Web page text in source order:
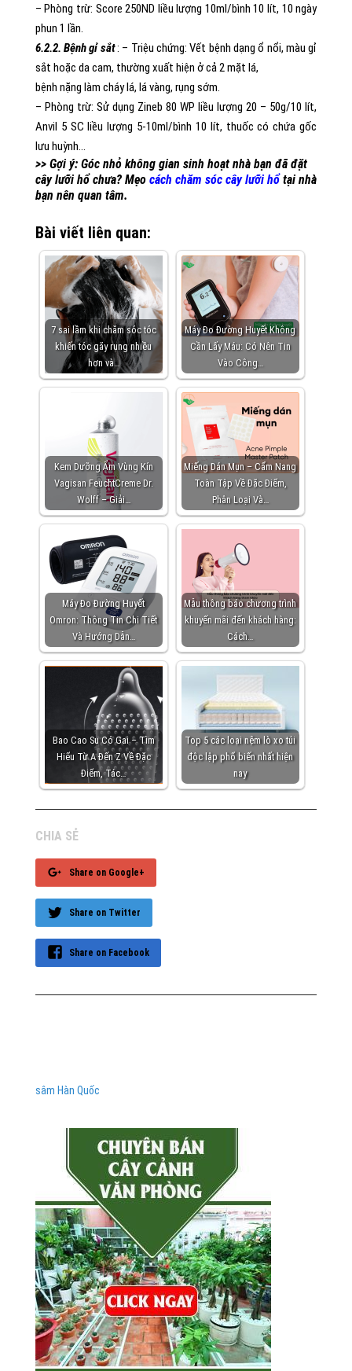
– Phòng trừ: Score 250ND liều lượng 10ml/bình 10 lít, 10 ngày
phun 1 lần.
6.2.2. Bệnh gỉ sắt: – Triệu chứng: Vết bệnh dạng ổ nổi, màu gỉ
sắt hoặc da cam, thường xuất hiện ở cả 2 mặt lá,
bệnh nặng làm cháy lá, lá vàng, rụng sớm.
– Phòng trừ: Sử dụng Zineb 80 WP liều lượng 20 – 50g/10 lít,
Anvil 5 SC liều lượng 5-10ml/bình 10 lít, thuốc có chứa gốc
lưu huỳnh…
>> Gợi ý: Góc nhỏ không gian sinh hoạt nhà bạn đã đặt
cây lưỡi hổ chưa? Mẹo cách chăm sóc cây lưỡi hổtại nhà
bạn nên quan tâm.
Bài viết liên quan:
7 sai lầm khi chăm sóc tóc
khiến tóc gãy rụng nhiều
hơn và…
Máy Đo Đường Huyết Không
Cần Lấy Máu: Có Nên Tin
Vào Công…
Kem Dưỡng Ẩm Vùng Kín
Vagisan FeuchtCreme Dr.
Wolff – Giải…
Miếng Dán Mụn – Cẩm Nang
Toàn Tập Về Đặc Điểm,
Phân Loại Và…
Máy Đo Đường Huyết
Omron: Thông Tin Chi Tiết
Và Hướng Dẫn…
Mẫu thông báo chương trình
khuyến mãi đến khách hàng:
Cách…
Bao Cao Su Có Gai – Tìm
Hiểu Từ A Đến Z Về Đặc
Điểm, Tác…
Top 5 các loại nệm lò xo túi
độc lập phổ biến nhất hiện
nay
CHIA SẺ
Share on Google+
Share on Twitter
Share on Facebook
sâm Hàn Quốc